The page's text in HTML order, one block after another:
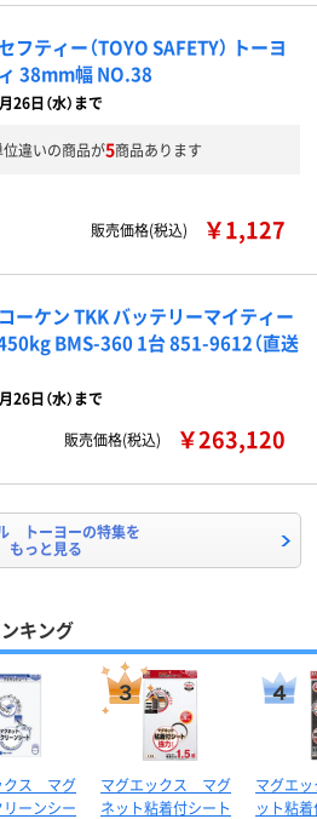
フティー（TOYO SAFETY） トーヨ
38mm幅 NO.38
26日（水）まで
位違いの商品が5商品あります
販売価格(税込)
￥1,127
ーケン TKK バッテリーマイティー
BMS-360 1台 851-9612（直送
26日（水）まで
販売価格(税込)
￥263,120
トーヨーの特集を
もっと見る
キング
クス マグ
ーンシー
マグエックス マグ
ネット粘着付シート
マグエ
ット粘